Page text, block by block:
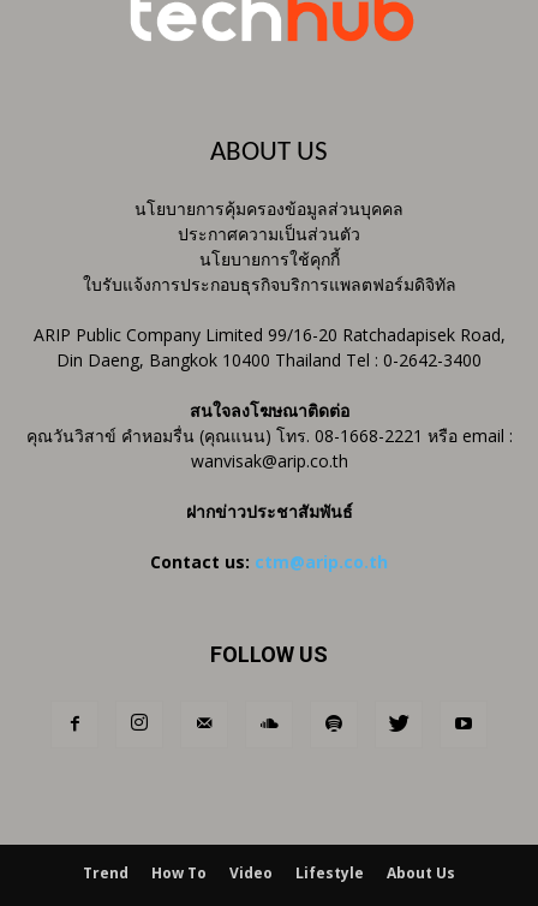
ABOUT US
นโยบายการคุ้มครองข้อมูลส่วนบุคคล
ประกาศความเป็นส่วนตัว
นโยบายการใช้คุกกี้
ใบรับแจ้งการประกอบธุรกิจบริการแพลตฟอร์มดิจิทัล
ARIP Public Company Limited 99/16-20 Ratchadapisek Road,
Din Daeng, Bangkok 10400 Thailand Tel : 0-2642-3400
สนใจลงโฆษณาติดต่อ
คุณวันวิสาข์ คำหอมรื่น (คุณแนน) โทร. 08-1668-2221 หรือ email :
wanvisak@arip.co.th
ฝากข่าวประชาสัมพันธ์
Contact us: ctm@arip.co.th
FOLLOW US
Trend How To Video Lifestyle About Us